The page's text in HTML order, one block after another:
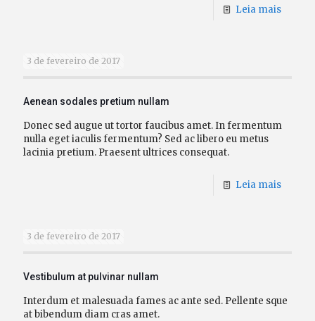
Leia mais
3 de fevereiro de 2017
Aenean sodales pretium nullam
Donec sed augue ut tortor faucibus amet. In fermentum
nulla eget iaculis fermentum? Sed ac libero eu metus
lacinia pretium. Praesent ultrices consequat.
Leia mais
3 de fevereiro de 2017
Vestibulum at pulvinar nullam
Interdum et malesuada fames ac ante sed. Pellente sque
at bibendum diam cras amet.